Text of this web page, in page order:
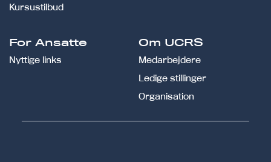
Kursustilbud
For Ansatte
Nyttige links
Om UCRS
Medarbejdere
Ledige stillinger
Organisation